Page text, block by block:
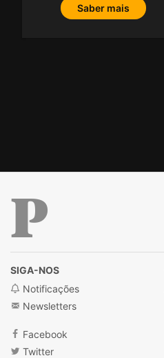
Saber mais
SIGA-NOS
Notificações
Newsletters
Facebook
Twitter